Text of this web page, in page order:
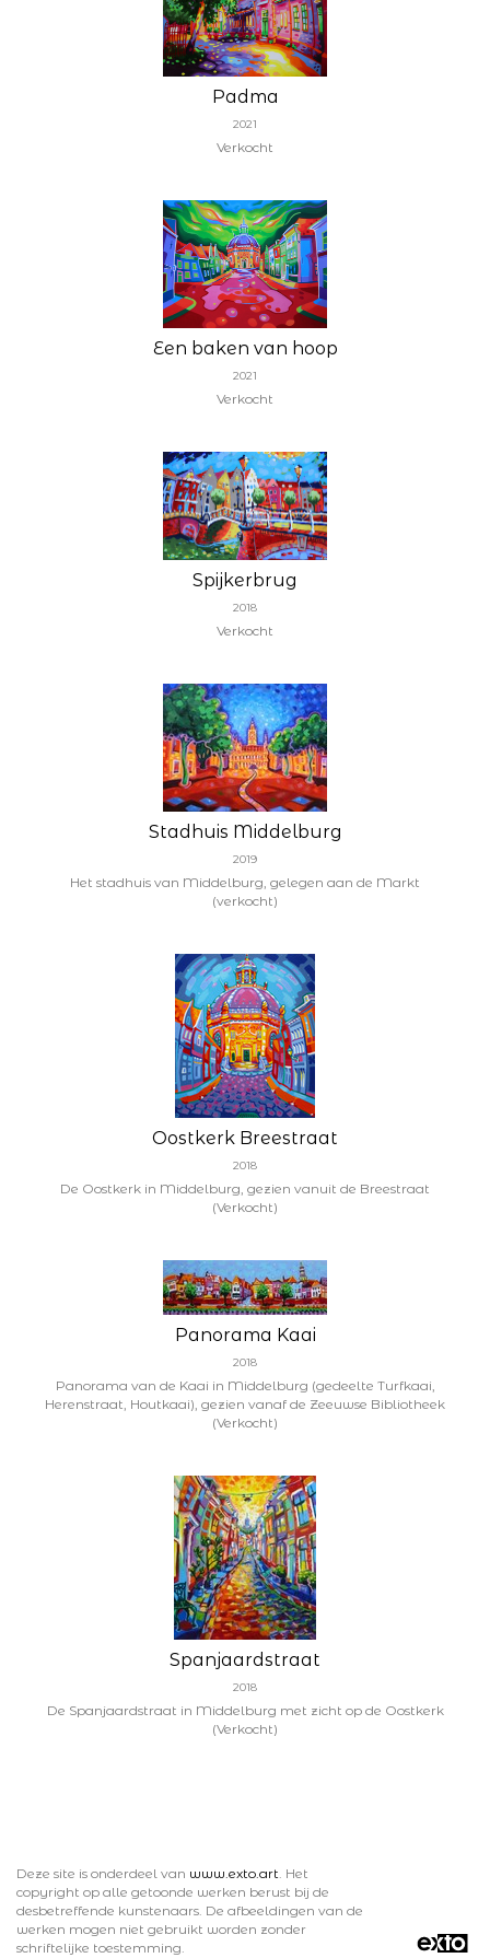
Padma
2021
Verkocht
Een baken van hoop
2021
Verkocht
Spijkerbrug
2018
Verkocht
Stadhuis Middelburg
2019
Het stadhuis van Middelburg, gelegen aan de Markt
(verkocht)
Oostkerk Breestraat
2018
De Oostkerk in Middelburg, gezien vanuit de Breestraat
(Verkocht)
Panorama Kaai
2018
Panorama van de Kaai in Middelburg (gedeelte Turfkaai,
Herenstraat, Houtkaai), gezien vanaf de Zeeuwse Bibliotheek
(Verkocht)
Spanjaardstraat
2018
De Spanjaardstraat in Middelburg met zicht op de Oostkerk
(Verkocht)
Deze site is onderdeel van www.exto.art. Het
copyright op alle getoonde werken berust bij de
desbetreffende kunstenaars. De afbeeldingen van de
werken mogen niet gebruikt worden zonder
schriftelijke toestemming.